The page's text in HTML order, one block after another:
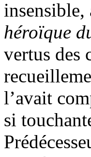
héroïque
vertus des
l’avait
si